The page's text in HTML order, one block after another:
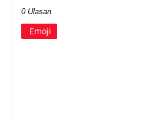
0 Ulasan
Emoji